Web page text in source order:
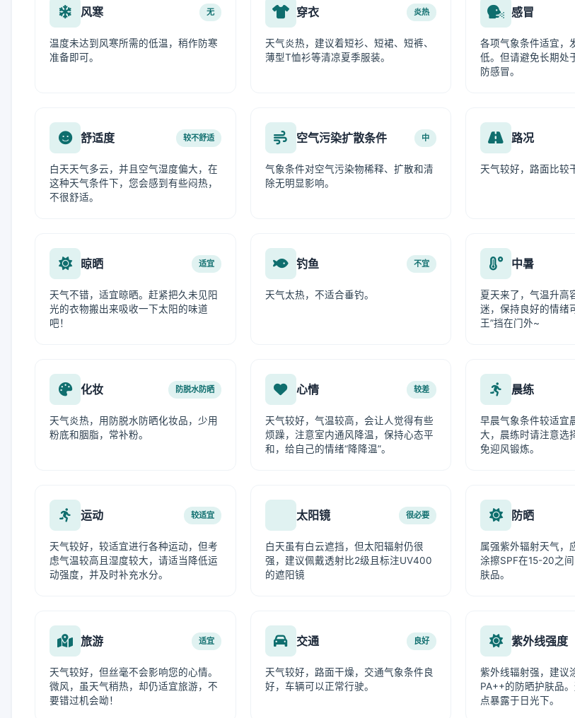
风寒 无
温度未达到风寒所需的低温，稍作防寒
准备即可。
穿衣 炎热
天气炎热，建议着短衫、短裙、短裤、
薄型T恤衫等清凉夏季服装。
感冒
各项气象条件适宜，
低。但请避免长期处
防感冒。
舒适度 较不舒适
白天天气多云，并且空气湿度偏大，在
这种天气条件下，您会感到有些闷热，
不很舒适。
空气污染扩散条件 中
气象条件对空气污染物稀释、扩散和清
除无明显影响。
路况
天气较好，路面比较
晾晒 适宜
天气不错，适宜晾晒。赶紧把久未见阳
光的衣物搬出来吸收一下太阳的味道
吧！
钓鱼 不宜
天气太热，不适合垂钓。
中暑
夏天来了，气温升高
迷，保持良好的情绪
王”挡在门外~
化妆 防脱水防晒
天气炎热，用防脱水防晒化妆品，少用
粉底和胭脂，常补粉。
心情 较差
天气较好，气温较高，会让人觉得有些
烦躁，注意室内通风降温，保持心态平
和，给自己的情绪“降降温”。
晨练
早晨气象条件较适宜
大，晨练时请注意选
免迎风锻炼。
运动 较适宜
天气较好，较适宜进行各种运动，但考
虑气温较高且湿度较大，请适当降低运
动强度，并及时补充水分。
太阳镜 很必要
白天虽有白云遮挡，但太阳辐射仍很
强，建议佩戴透射比2级且标注UV400
的遮阳镜
防晒
属强紫外辐射天气，
涂擦SPF在15-20之
肤品。
旅游 适宜
天气较好，但丝毫不会影响您的心情。
微风，虽天气稍热，却仍适宜旅游，不
要错过机会呦！
交通 良好
天气较好，路面干燥，交通气象条件良
好，车辆可以正常行驶。
紫外线强度
紫外线辐射强，建议
PA++的防晒护肤品
点暴露于日光下。